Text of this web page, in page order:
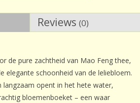
Reviews (0)
de pure zachtheid van Mao Feng thee,
elegante schoonheid van de leliebloem.
langzaam opent in het hete water,
bloemenboeket – een waar